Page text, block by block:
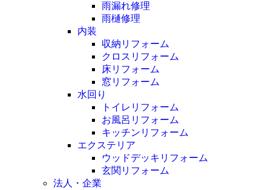
雨漏れ修理
雨樋修理
内装
収納リフォーム
クロスリフォーム
床リフォーム
窓リフォーム
水回り
トイレリフォーム
お風呂リフォーム
キッチンリフォーム
エクステリア
ウッドデッキリフォーム
玄関リフォーム
法人・企業